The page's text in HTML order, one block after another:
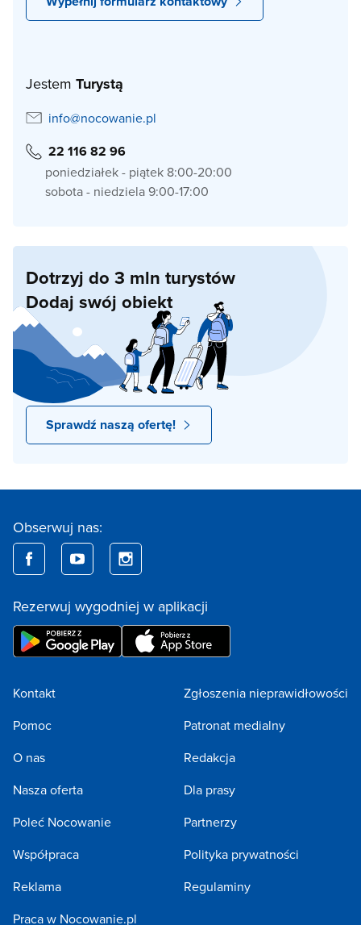
Jestem Turystą
info@nocowanie.pl
22 116 82 96
poniedziałek - piątek 8:00-20:00
sobota - niedziela 9:00-17:00
Dotrzyj do 3 mln turystów
Dodaj swój obiekt
Sprawdź naszą ofertę!
Obserwuj nas:
Rezerwuj wygodniej w aplikacji
Kontakt
Pomoc
O nas
Nasza oferta
Poleć Nocowanie
Współpraca
Reklama
Praca w Nocowanie.pl
Zgłoszenia nieprawidłowości
Patronat medialny
Redakcja
Dla prasy
Partnerzy
Polityka prywatności
Regulaminy